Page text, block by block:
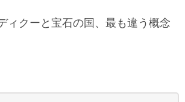
ィクーと宝石の国、最も違う概念